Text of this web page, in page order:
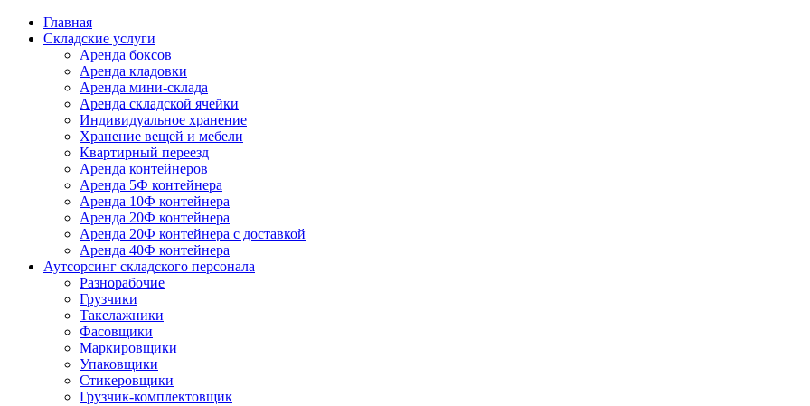
Главная
Складские услуги
Аренда боксов
Аренда кладовки
Аренда мини-склада
Аренда складской ячейки
Индивидуальное хранение
Хранение вещей и мебели
Квартирный переезд
Аренда контейнеров
Аренда 5Ф контейнера
Аренда 10Ф контейнера
Аренда 20Ф контейнера
Аренда 20Ф контейнера с доставкой
Аренда 40Ф контейнера
Аутсорсинг складского персонала
Разнорабочие
Грузчики
Такелажники
Фасовщики
Маркировщики
Упаковщики
Стикеровщики
Грузчик-комплектовщик